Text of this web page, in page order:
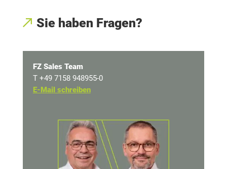
Sie haben Fragen?
FZ Sales Team
T +49 7158 948955-0
E-Mail schreiben